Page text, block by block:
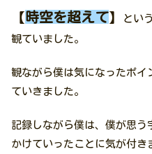
【時空を超えて】
とい
観ていました。
観ながら僕は気になったポイ
ていきました。
記録しながら僕は、僕が思う
かけていったことに気が付き